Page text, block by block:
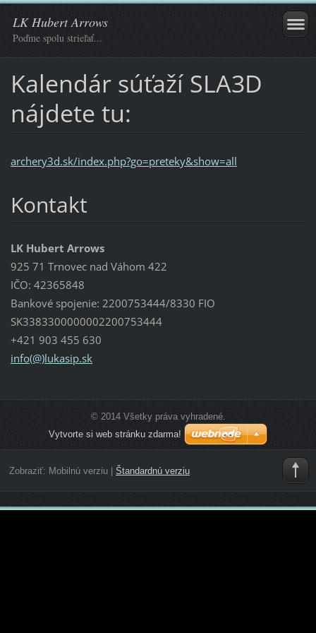
LK Hubert Arrows
Poďme spolu strieľať...
Kalendár súťaží SLA3D
nájdete tu:
archery3d.sk/index.php?go=preteky&show=all
Kontakt
LK Hubert Arrows
925 71 Trnovec nad Váhom 422
IČO: 42365848
Bankové spojenie: 2200753444/8330 FIO
SK3383300000002200753444
+421 903 455 630
info(@)lukasip.sk
© 2014 Všetky práva vyhradené.
Vytvorte si web stránku zdarma!
Zobraziť: Mobilnú verziu| Štandardnú verziu